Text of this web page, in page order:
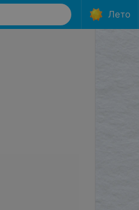
Лето